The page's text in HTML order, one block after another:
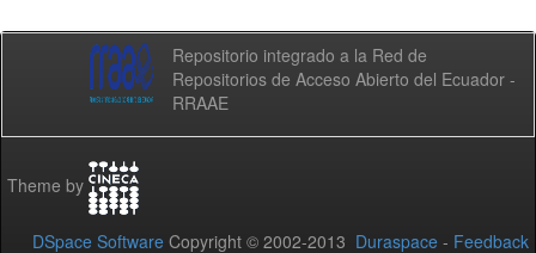
Repositorio integrado a la Red de
Repositorios de Acceso Abierto del Ecuador -
RRAAE
Theme by
DSpace Software Copyright © 2002-2013 Duraspace - Feedback